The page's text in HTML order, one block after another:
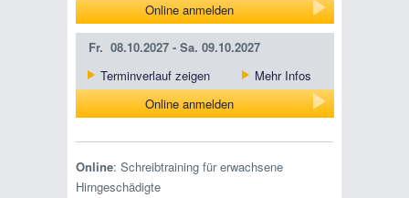
Online anmelden
Fr. 08.10.2027 - Sa. 09.10.2027
Terminverlauf zeigen
Mehr Infos
Online anmelden
Online: Schreibtraining für erwachsene
Hirngeschädigte